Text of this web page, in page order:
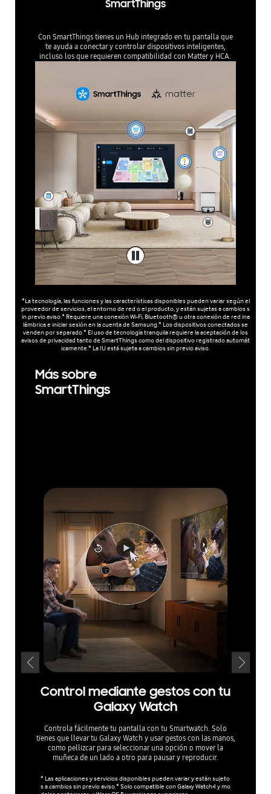
SmartThings
Con SmartThings tienes un Hub integrado en tu pantalla que
te ayuda a conectar y controlar dispositivos inteligentes,
incluso los que requieren compatibilidad con Matter y HCA.
*La tecnología, las funciones y las características disponibles pueden variar según el
proveedor de servicios, el entorno de red o el producto, y están sujetas a cambios s
in previo aviso.* Requiere una conexión Wi-Fi, Bluetooth® u otra conexión de red ina
lámbrica e iniciar sesión en la cuenta de Samsung.* Los dispositivos conectados se
venden por separado.* El uso de tecnología tranquila requiere la aceptación de los
avisos de privacidad tanto de SmartThings como del dispositivo registrado automát
icamente.* La IU está sujeta a cambios sin previo aviso.
Más sobre
SmartThings
Control mediante gestos con tu
Galaxy Watch
Controla fácilmente tu pantalla con tu Smartwatch. Solo
tienes que llevar tu Galaxy Watch y usar gestos con las manos,
como pellizcar para seleccionar una opción o mover la
muñeca de un lado a otro para pausar y reproducir.
* Las aplicaciones y servicios disponibles pueden variar y están sujeto
s a cambios sin previo aviso.* Solo compatible con Galaxy Watch4 y mo